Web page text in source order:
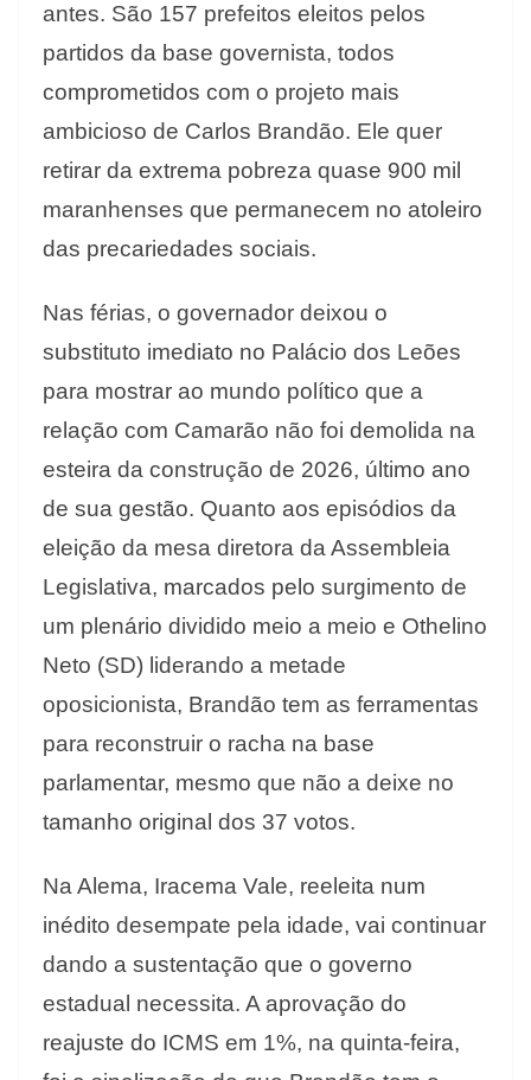
antes. São 157 prefeitos eleitos pelos
partidos da base governista, todos
comprometidos com o projeto mais
ambicioso de Carlos Brandão. Ele quer
retirar da extrema pobreza quase 900 mil
maranhenses que permanecem no atoleiro
das precariedades sociais.
Nas férias, o governador deixou o
substituto imediato no Palácio dos Leões
para mostrar ao mundo político que a
relação com Camarão não foi demolida na
esteira da construção de 2026, último ano
de sua gestão. Quanto aos episódios da
eleição da mesa diretora da Assembleia
Legislativa, marcados pelo surgimento de
um plenário dividido meio a meio e Othelino
Neto (SD) liderando a metade
oposicionista, Brandão tem as ferramentas
para reconstruir o racha na base
parlamentar, mesmo que não a deixe no
tamanho original dos 37 votos.
Na Alema, Iracema Vale, reeleita num
inédito desempate pela idade, vai continuar
dando a sustentação que o governo
estadual necessita. A aprovação do
reajuste do ICMS em 1%, na quinta-feira,